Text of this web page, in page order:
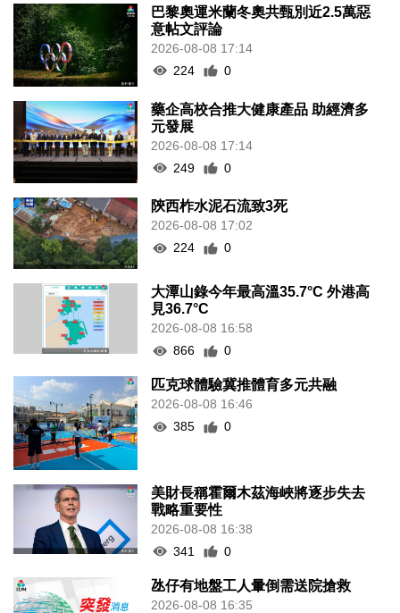
巴黎奧運米蘭冬奧共甄別近2.5萬惡
意帖文評論
2026-08-08 17:14
224
0
藥企高校合推大健康產品 助經濟多
元發展
2026-08-08 17:14
249
0
陝西柞水泥石流致3死
2026-08-08 17:02
224
0
大潭山錄今年最高溫35.7°C 外港高
見36.7°C
2026-08-08 16:58
866
0
匹克球體驗冀推體育多元共融
2026-08-08 16:46
385
0
美財長稱霍爾木茲海峽將逐步失去
戰略重要性
2026-08-08 16:38
341
0
氹仔有地盤工人暈倒需送院搶救
2026-08-08 16:35